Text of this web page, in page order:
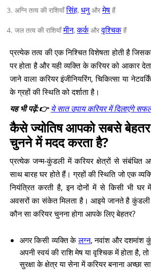
अग्नि तत्व की राशियाँसिंह, धनुऔरमेष हैं
जल तत्व की राशियाँमीन,कर्कऔरवृश्चिकहैं
प्रत्येक तत्व की एक निश्चित विशेषता होती है
पर होता है और यही व्यक्ति के करियर को आकार
जाने वाला करियर इंजीनियरिंग, चिकित्सा या
के ग्रहों की स्थिति को दर्शाता है।
यह भी पढ़ें:👉ये सात उपाय करियर में दिलाएंगे
कैसे ज्योतिष आपको सबसे
चुनने में मदद करता है?
प्रत्येक जन्म-कुंडली में करियर क्षेत्रों से संबंधित
साथ बारह घर होते हैं। ग्रहों की स्थिति जो एक
नियंत्रित करती है, इन दोनों में से किसी भी घर
अवसरों का संकेत मिलता है। आइये जानते है कुंडली
कौन सा करियर चुनना होगा आपके लिए बेहतर?
अगर किसी व्यक्ति केलग्न, नवांश और दशमांश
अपनी स्वयं की राशि मेष या वृश्चिक में होता है,
सुरक्षा के क्षेत्र या सेना में करियर बनाना अच्छा